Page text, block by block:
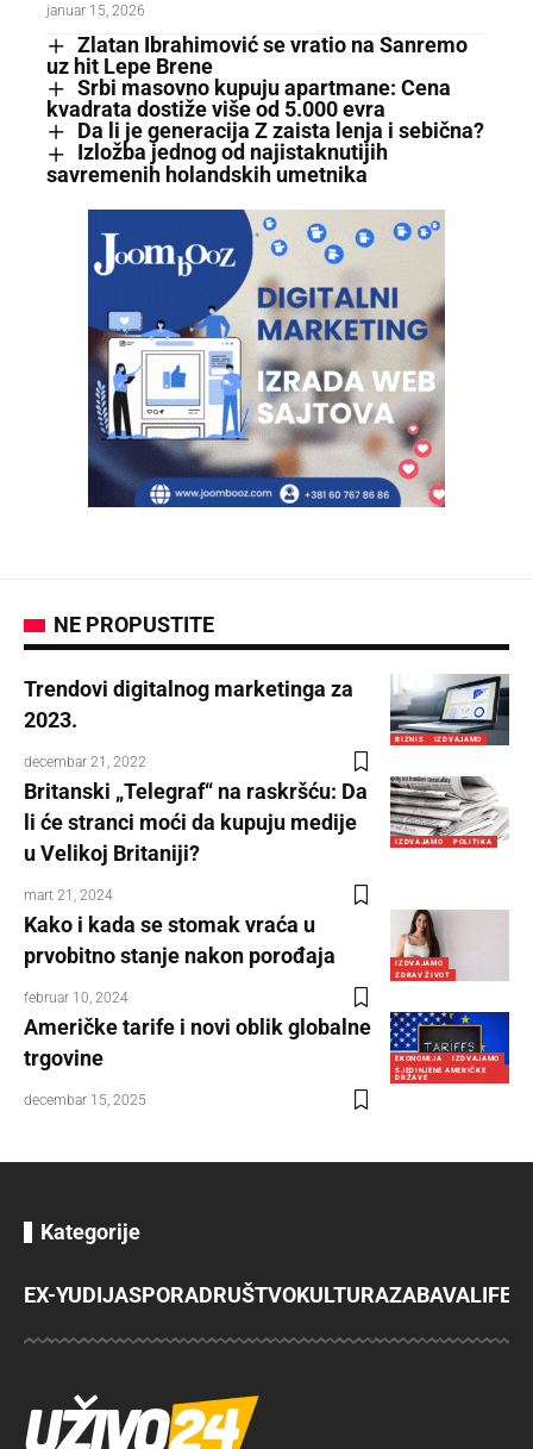
januar 15, 2026
Zlatan Ibrahimović se vratio na Sanremo
uz hit Lepe Brene
Srbi masovno kupuju apartmane: Cena
kvadrata dostiže više od 5.000 evra
Da li je generacija Z zaista lenja i sebična?
Izložba jednog od najistaknutijih
savremenih holandskih umetnika
NE PROPUSTITE
BIZNIS IZDVAJAMO
Trendovi digitalnog marketinga za
2023.
decembar 21, 2022
IZDVAJAMO POLITIKA
Britanski „Telegraf“ na raskršću: Da
li će stranci moći da kupuju medije
u Velikoj Britaniji?
mart 21, 2024
IZDVAJAMO
ZDRAV ŽIVOT
Kako i kada se stomak vraća u
prvobitno stanje nakon porođaja
februar 10, 2024
EKONOMIJA
IZDVAJAMO
SJEDINJENE AMERIČKE
DRŽAVE
Američke tarife i novi oblik globalne
trgovine
decembar 15, 2025
Kategorije
EX-YUDIJASPORADRUŠTVOKULTURAZABAVA